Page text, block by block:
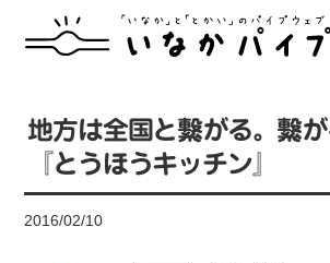
地方は全国と繋がる。繋
『とうほうキッチン』
2016/02/10